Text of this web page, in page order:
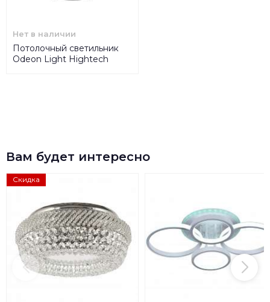
Нет в наличии
Потолочный светильник
Odeon Light Hightech
Вам будет интересно
Скидка